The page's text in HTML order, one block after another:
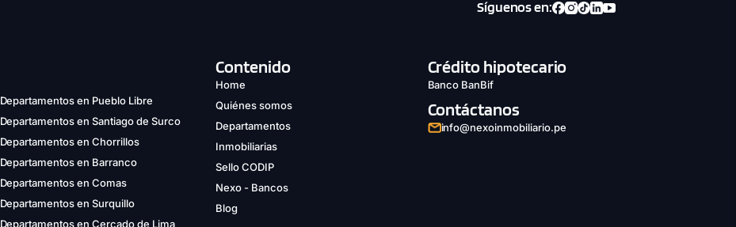
Síguenos en:
Departamentos en Pueblo Libre
Departamentos en Santiago de Surco
Departamentos en Chorrillos
Departamentos en Barranco
Departamentos en Comas
Departamentos en Surquillo
Departamentos en Cercado de Lima
Contenido
Home
Quiénes somos
Departamentos
Inmobiliarias
Sello CODIP
Nexo - Bancos
Blog
Crédito hipotecario
Banco BanBif
Contáctanos
info@nexoinmobiliario.pe